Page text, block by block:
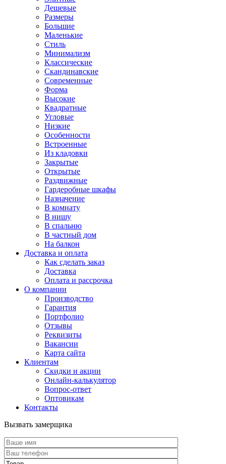
Дешевые
Размеры
Большие
Маленькие
Стиль
Минимализм
Классические
Скандинавские
Современные
Форма
Высокие
Квадратные
Угловые
Низкие
Особенности
Встроенные
Из кладовки
Закрытые
Открытые
Раздвижные
Гардеробные шкафы
Назначение
В комнату
В нишу
В спальню
В частный дом
На балкон
Доставка и оплата
Как сделать заказ
Доставка
Оплата и рассрочка
О компании
Производство
Гарантия
Портфолио
Отзывы
Реквизиты
Вакансии
Карта сайта
Клиентам
Скидки и акции
Онлайн-калькулятор
Вопрос-ответ
Оптовикам
Контакты
Вызвать замерщика